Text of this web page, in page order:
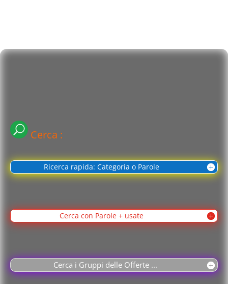
Cerca :
Ricerca rapida: Categoria o Parole
Cerca con Parole + usate
Cerca i Gruppi delle Offerte ...